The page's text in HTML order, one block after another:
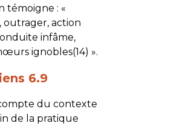
témoigne : «
outrager, action
infâme,
ignobles(14) ».
6.9
du contexte
de la pratique